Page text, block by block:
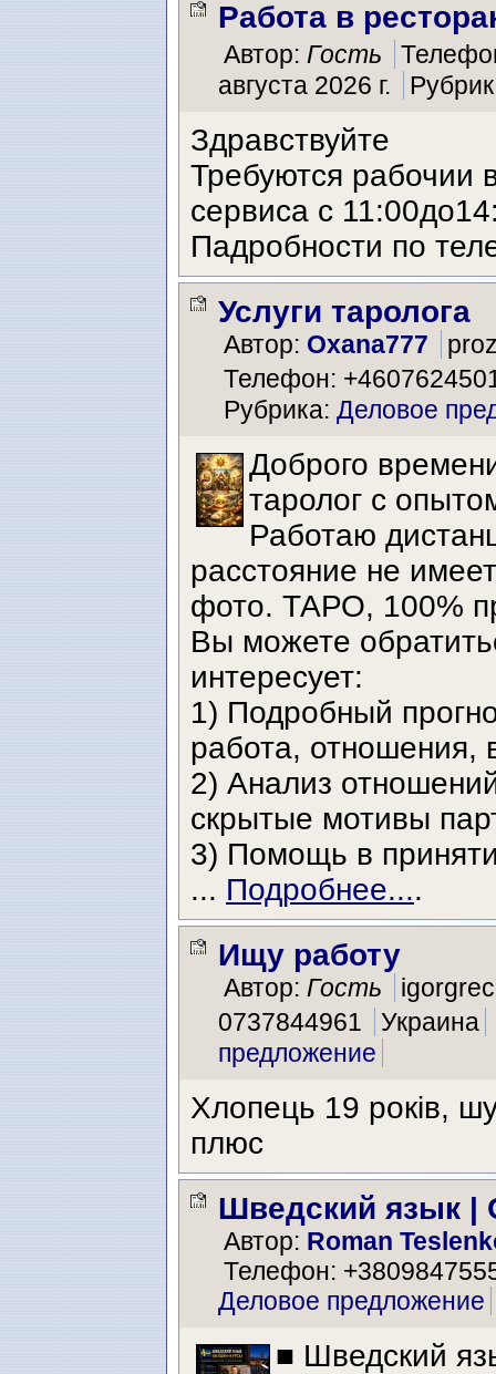
Работа в
Автор: Гость
августа 2026 г.
Здравствуйте
Требуются рабочии
сервиса с
Падробности по
Услуги таролога
Автор: Oxana777
Телефон:
Рубрика: Деловое
Доброго
таролог с
Работаю
расстояние не
фото. ТАРО, 100%
Вы можете
интересует:
1) Подробный
работа, отношения,
2) Анализ
скрытые мотивы
3) Помощь в
... Подробнее....
Ищу работу
Автор: Гость
0737844961
Украина
предложение
Хлопець 19 років,
плюс
Шведский язык |
Автор: Roman
Телефон:
Деловое предложение
■ Шведский